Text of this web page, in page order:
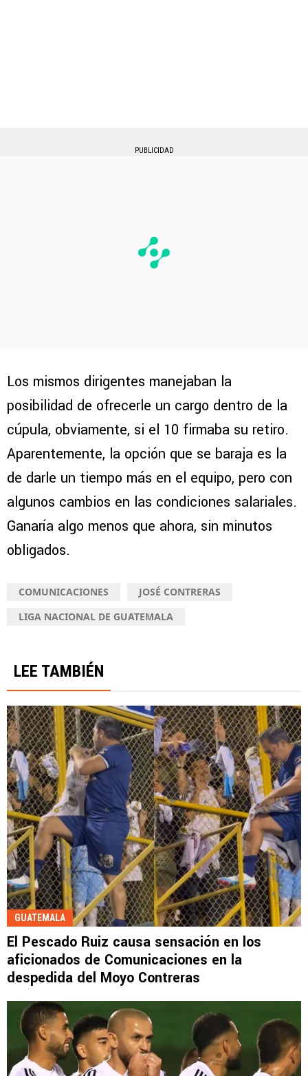
PUBLICIDAD
Los mismos dirigentes manejaban la
posibilidad de ofrecerle un cargo dentro de la
cúpula, obviamente, si el 10 firmaba su retiro.
Aparentemente, la opción que se baraja es la
de darle un tiempo más en el equipo, pero con
algunos cambios en las condiciones salariales.
Ganaría algo menos que ahora, sin minutos
obligados.
COMUNICACIONES
JOSÉ CONTRERAS
LIGA NACIONAL DE GUATEMALA
LEE TAMBIÉN
GUATEMALA
El Pescado Ruiz causa sensación en los
aficionados de Comunicaciones en la
despedida del Moyo Contreras